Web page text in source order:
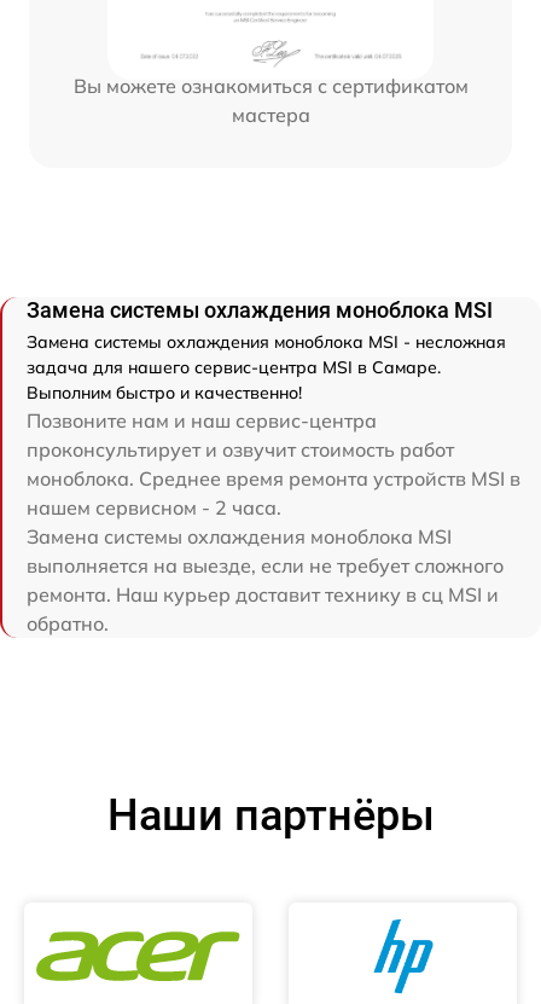
Вы можете ознакомиться с сертификатом
мастера
Замена системы охлаждения моноблока MSI
Замена системы охлаждения моноблока MSI - несложная
задача для нашего сервис-центра MSI в Самаре.
Выполним быстро и качественно!
Позвоните нам и наш сервис-центра
проконсультирует и озвучит стоимость работ
моноблока. Среднее время ремонта устройств MSI в
нашем сервисном - 2 часа.
Замена системы охлаждения моноблока MSI
выполняется на выезде, если не требует сложного
ремонта. Наш курьер доставит технику в сц MSI и
обратно.
Наши партнёры